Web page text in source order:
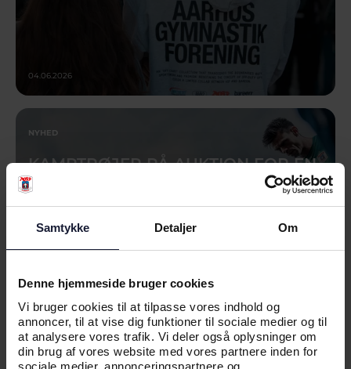
Samtykke Detaljer Om
Denne hjemmeside bruger cookies
Vi bruger cookies til at tilpasse vores indhold og
annoncer, til at vise dig funktioner til sociale medier og til
at analysere vores trafik. Vi deler også oplysninger om
din brug af vores website med vores partnere inden for
sociale medier, annonceringspartnere og
04.06.2026
NYHED
KAMPTRØJER PÅ AUKTION FOR EN
GOD SAG